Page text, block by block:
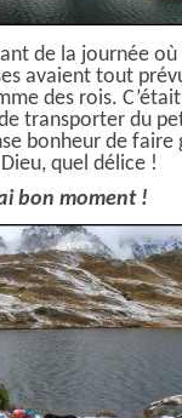
de la journée
avaient tout
des rois.
transporter du
bonheur de faire
quel délice !
bon moment !